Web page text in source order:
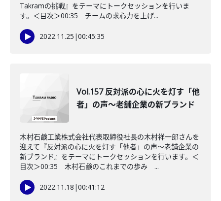
Takramの挑戦』をテーマにトークセッションを行いま
す。＜目次＞00:35 チームの求心力を上げ...
2022.11.25 |00:45:35
Vol.157 反対派の心に火を灯す「他
者」の声～老舗企業の新ブランド
木村石鹸工業株式会社代表取締役社長の木村祥一郎さんを
迎えて『反対派の心に火を灯す「他者」の声～老舗企業の
新ブランド』をテーマにトークセッションを行います。＜
目次＞00:35 木村石鹸のこれまでの歩み ...
2022.11.18 |00:41:12